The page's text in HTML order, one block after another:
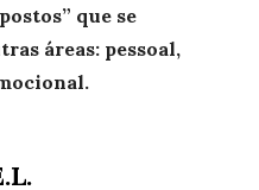
que se
áreas: pessoal,